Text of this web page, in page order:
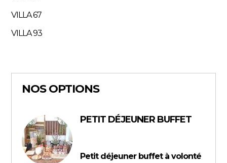
VILLA 67
VILLA 93
NOS OPTIONS
PETIT DÉJEUNER BUFFET
Petit déjeuner buffet à volonté